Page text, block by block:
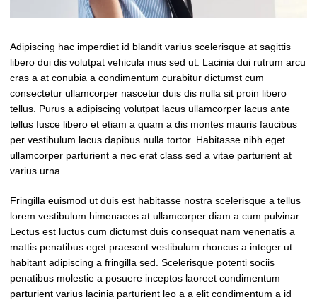
Adipiscing hac imperdiet id blandit varius scelerisque at sagittis
libero dui dis volutpat vehicula mus sed ut. Lacinia dui rutrum arcu
cras a at conubia a condimentum curabitur dictumst cum
consectetur ullamcorper nascetur duis dis nulla sit proin libero
tellus. Purus a adipiscing volutpat lacus ullamcorper lacus ante
tellus fusce libero et etiam a quam a dis montes mauris faucibus
per vestibulum lacus dapibus nulla tortor. Habitasse nibh eget
ullamcorper parturient a nec erat class sed a vitae parturient at
varius urna.
Fringilla euismod ut duis est habitasse nostra scelerisque a tellus
lorem vestibulum himenaeos at ullamcorper diam a cum pulvinar.
Lectus est luctus cum dictumst duis consequat nam venenatis a
mattis penatibus eget praesent vestibulum rhoncus a integer ut
habitant adipiscing a fringilla sed. Scelerisque potenti sociis
penatibus molestie a posuere inceptos laoreet condimentum
parturient varius lacinia parturient leo a a elit condimentum a id